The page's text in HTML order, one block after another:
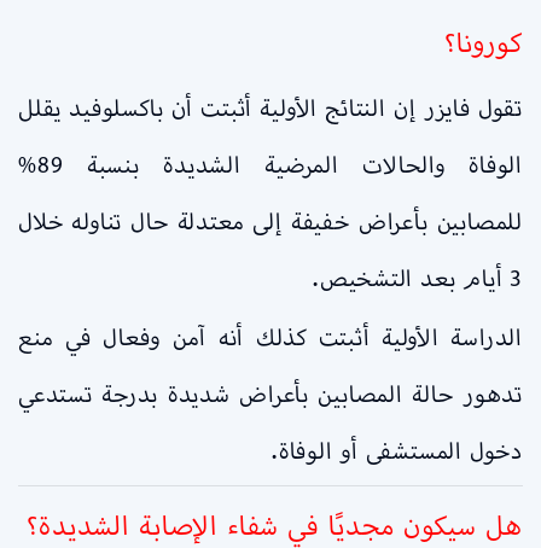
كورونا؟
تقول فايزر إن النتائج الأولية أثبتت أن باكسلوفيد يقلل
الوفاة والحالات المرضية الشديدة بنسبة 89%
للمصابين بأعراض خفيفة إلى معتدلة حال تناوله خلال
3 أيام بعد التشخيص.
الدراسة الأولية أثبتت كذلك أنه آمن وفعال في منع
تدهور حالة المصابين بأعراض شديدة بدرجة تستدعي
دخول المستشفى أو الوفاة.
هل سيكون مجديًا في شفاء الإصابة الشديدة؟